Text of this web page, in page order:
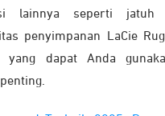
lainnya seperti jatuh
penyimpanan LaCie
yang dapat Anda